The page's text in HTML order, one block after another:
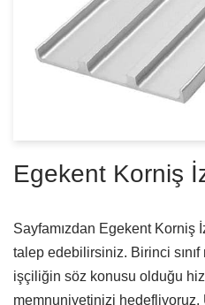
Egekent Korniş
Sayfamızdan Egekent Korniş
talep edebilirsiniz. Birinci
işçiliğin söz konusu olduğu
memnuniyetinizi hedefliyoruz.